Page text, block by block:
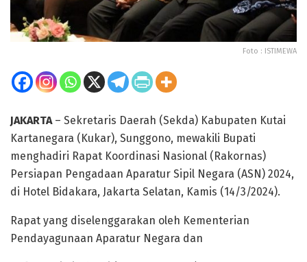
Foto : ISTIMEWA
JAKARTA – Sekretaris Daerah (Sekda) Kabupaten Kutai
Kartanegara (Kukar), Sunggono, mewakili Bupati
menghadiri Rapat Koordinasi Nasional (Rakornas)
Persiapan Pengadaan Aparatur Sipil Negara (ASN) 2024,
di Hotel Bidakara, Jakarta Selatan, Kamis (14/3/2024).
Rapat yang diselenggarakan oleh Kementerian
Pendayagunaan Aparatur Negara dan